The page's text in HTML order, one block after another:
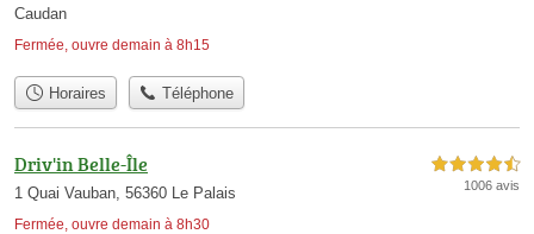
Caudan
Fermée, ouvre demain à 8h15
Horaires Téléphone
Driv'in Belle-Île
1 Quai Vauban, 56360 Le Palais
Fermée, ouvre demain à 8h30
4,5 étoiles sur 5
1006 avis